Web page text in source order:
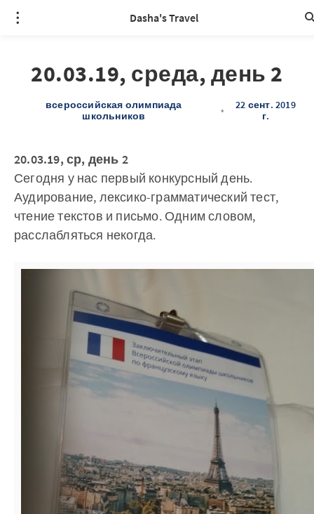
Dasha's Travel
20.03.19, среда, день 2
всероссийская олимпиада
школьников
•
22 сент. 2019
г.
20.03.19, ср, день 2
Сегодня у нас первый конкурсный день.
Аудирование, лексико-грамматический тест,
чтение текстов и письмо. Одним словом,
расслабляться некогда.